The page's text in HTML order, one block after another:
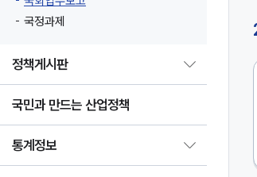
국정과제
정책게시판
국민과 만드는 산업정책
통계정보